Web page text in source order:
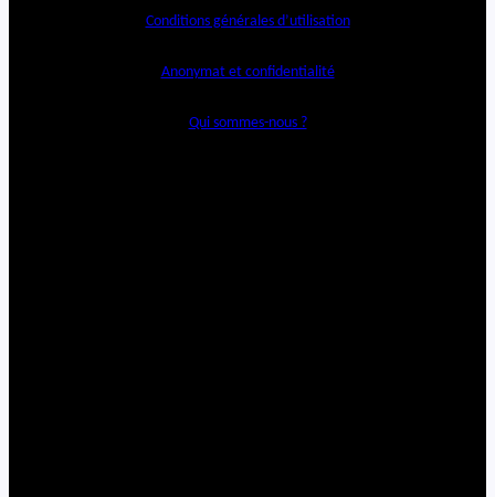
Conditions générales d’utilisation
Anonymat et confidentialité
Qui sommes-nous ?